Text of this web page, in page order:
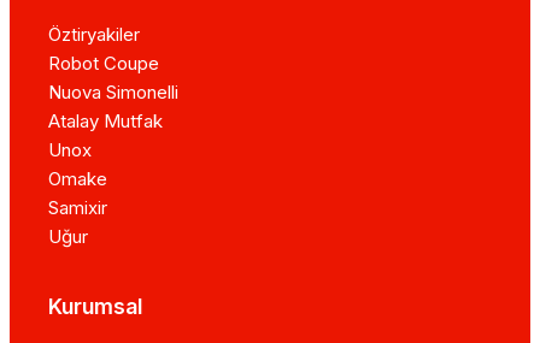
Öztiryakiler
Robot Coupe
Nuova Simonelli
Atalay Mutfak
Unox
Omake
Samixir
Uğur
Kurumsal